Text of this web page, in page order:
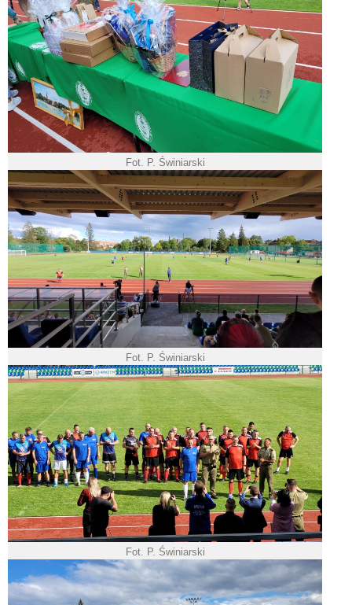
Fot. P. Świniarski
Fot. P. Świniarski
Fot. P. Świniarski